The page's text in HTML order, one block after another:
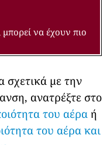
να έχουν πιο
σχετικά με την
ανατρέξτε στο
του αέρα ή
του αέρα και